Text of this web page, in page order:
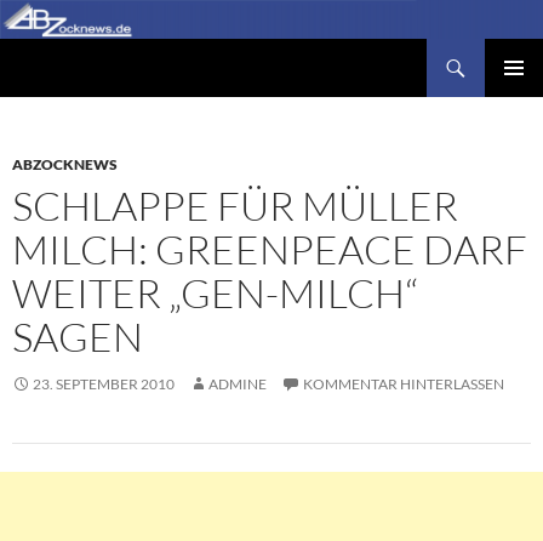
Zum
Inhalt
ABZOCKNEWS
SCHLAPPE FÜR MÜLLER
MILCH: GREENPEACE DARF
WEITER „GEN-MILCH“
SAGEN
23. SEPTEMBER 2010 ADMINE KOMMENTAR HINTERLASSEN